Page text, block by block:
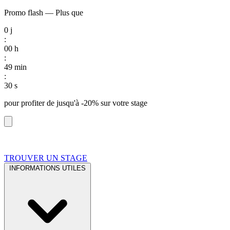
Promo flash — Plus que
0 j
:
00 h
:
49 min
:
29 s
pour profiter de jusqu'à -20% sur votre stage
TROUVER UN STAGE
INFORMATIONS UTILES